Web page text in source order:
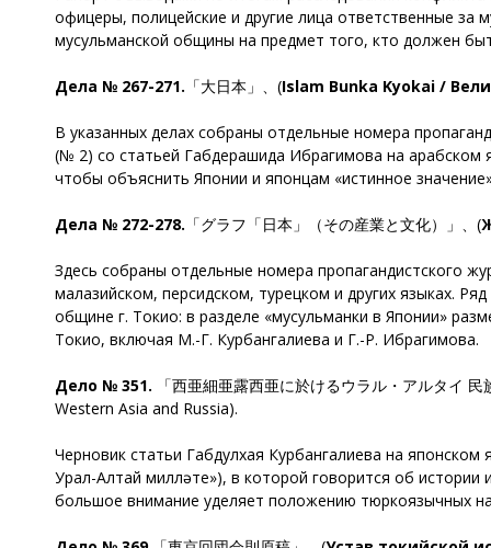
офицеры, полицейские и другие лица ответственные
мусульманской общины на предмет того, кто должен
Дела № 267-271. 「大日本」、(Islam Bunka Kyokai /
В указанных делах собраны отдельные номера
(№ 2) со статьей Габдерашида Ибрагимова на арабском
чтобы объяснить Японии и японцам «истинное
Дела № 272-278. 「グラフ「日本」（その産業と文化）」、(
Здесь собраны отдельные номера пропагандистского
малазийском, персидском, турецком и других языках.
общине г. Токио: в разделе «мусульманки в Японии»
Токио, включая М.-Г. Курбангалиева и Г.-Р. Ибрагимова.
Дело № 351.
「西亜細亜露西亜に於けるウラル・アルタイ 民
Western Asia and Russia).
Черновик статьи Габдулхая Курбангалиева на
Урал-Алтай милләте»), в которой говорится об
большое внимание уделяет положению тюркоязычных